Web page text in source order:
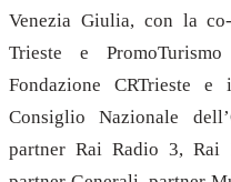
Venezia Giulia, con la
Trieste e
Fondazione CRTrieste
Consiglio Nazionale
partner Rai Radio 3, Rai